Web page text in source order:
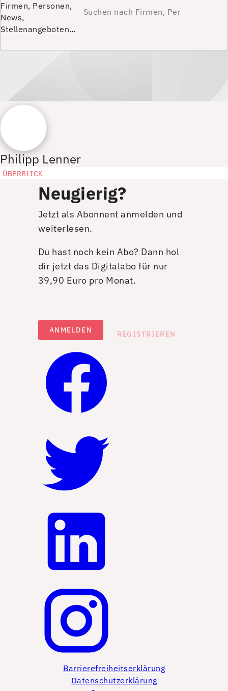
Firmen, Personen,
News,
Stellenangeboten…
Philipp Lenner
ÜBERBLICK
Neugierig?
Jetzt als Abonnent anmelden und
weiterlesen.
Du hast noch kein Abo? Dann hol
dir jetzt das Digitalabo für nur
39,90 Euro pro Monat.
ANMELDEN REGISTRIEREN
Barrierefreiheitserklärung
Datenschutzerklärung